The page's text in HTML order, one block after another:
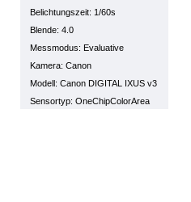
Belichtungszeit: 1/60s
Blende: 4.0
Messmodus: Evaluative
Kamera: Canon
Modell: Canon DIGITAL IXUS v3
Sensortyp: OneChipColorArea